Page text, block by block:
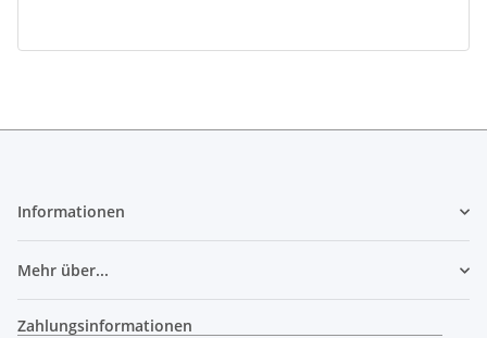
Informationen
Mehr über...
Zahlungsinformationen